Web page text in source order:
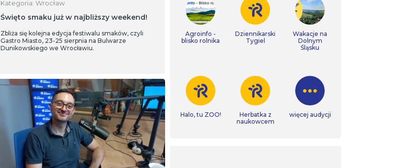
Kategoria: Wrocław
Święto smaku już w najbliższy weekend!
Zbliża się kolejna edycja festiwalu smaków, czyli
Gastro Miasto, 23-25 sierpnia na Bulwarze
Dunikowskiego we Wrocławiu.
Agroinfo -
blisko rolnika
Dziennikarski
Tygiel
Wakacje na
Dolnym
Śląsku
Halo, tu ZOO!
Herbatka z
naukowcem
więcej audycji